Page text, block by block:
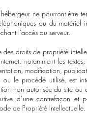
ne pourront être
ou du
l’accès au serveur.
droits de propriété
notamment les
modification,
le procédé utilisé, est
non autorisée du site ou
d’une contrefaçon et
de Propriété Intellectuelle.